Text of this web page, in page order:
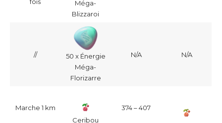
fois
Méga-
Blizzaroi
//
50 x Énergie
Méga-
Florizarre
N/A N/A
Marche 1 km
Ceribou
374 – 407